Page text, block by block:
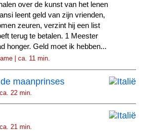
over de kunst van het lenen
leent geld van zijn vrienden,
zeuren, verzint hij een list
terug te betalen. 1 Meester
honger. Geld moet ik hebben...
| ca. 11 min.
maanprinses
22 min.
21 min.